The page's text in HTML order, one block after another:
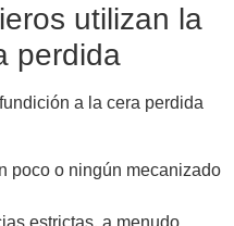
utilizan la
perdida
a la cera perdida
poco o ningún mecanizado